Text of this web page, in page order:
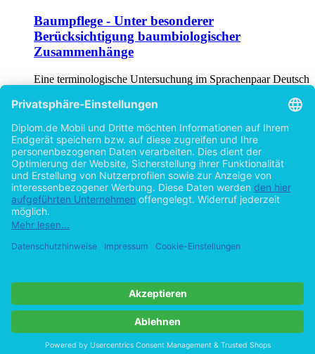
Baumpflege - Unter besonderer
Berücksichtigung baumbiologischer
Zusammenhänge
Eine terminologische Untersuchung im Sprachenpaar Deutsch
vonAlexandra Becker (Autor:in)
Network Analysis and the organisation of
events
vonAlexandra Becker (Autor:in)
©2001
Impressum
Zur Desktop-Version
Copyright ©Imprint in der Bedey & Thoms Media GmbH
byOpen Publishing
Cookie-Einstellungen